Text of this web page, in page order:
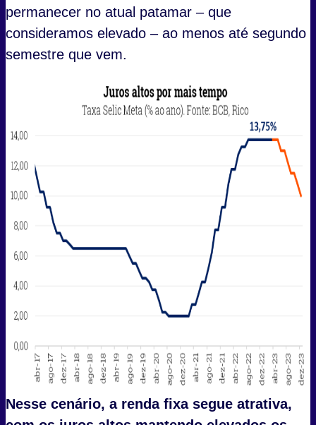
permanecer no atual patamar – que
consideramos elevado – ao menos até segundo
semestre que vem.
Nesse cenário, a renda fixa segue atrativa,